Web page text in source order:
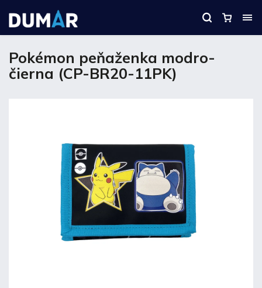
Pokémon peňaženka modro-
čierna (CP-BR20-11PK)